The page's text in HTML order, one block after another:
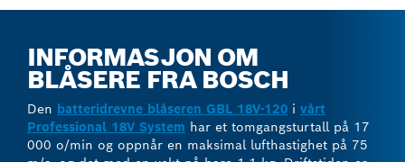
INFORMASJON OM
BLÅSERE FRA BOSCH
Den batteridrevne blåseren GBL 18V-120 i vårt
Professional 18V System har et tomgangsturtall på 17
000 o/min og oppnår en maksimal lufthastighet på 75